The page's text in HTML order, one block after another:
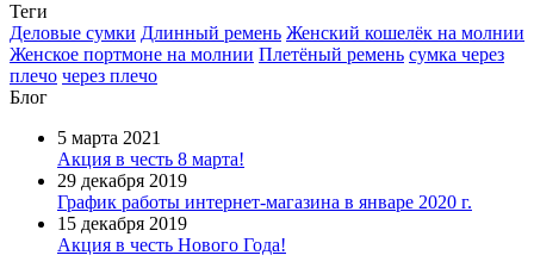
Теги
Деловые сумки Длинный ремень Женский кошелёк на молнии
Женское портмоне на молнии Плетёный ремень сумка через
плечо через плечо
Блог
5 марта 2021
Акция в честь 8 марта!
29 декабря 2019
График работы интернет-магазина в январе 2020 г.
15 декабря 2019
Акция в честь Нового Года!